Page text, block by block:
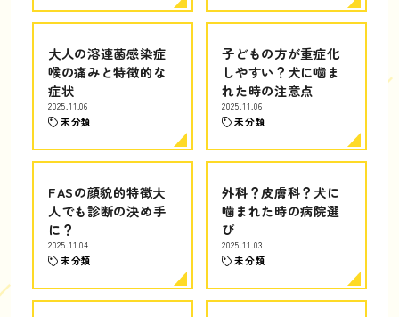
大人の溶連菌感染症
喉の痛みと特徴的な
症状
2025.11.06
未分類
子どもの方が重症化
しやすい？犬に噛ま
れた時の注意点
2025.11.06
未分類
FASの顔貌的特徴大
人でも診断の決め手
に？
2025.11.04
未分類
外科？皮膚科？犬に
噛まれた時の病院選
び
2025.11.03
未分類